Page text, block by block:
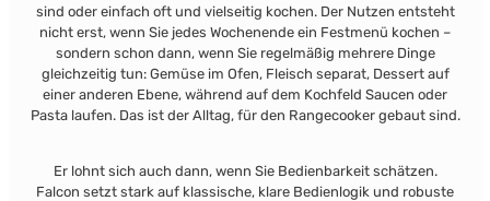
sind oder einfach oft und vielseitig kochen. Der Nutzen entsteht
nicht erst, wenn Sie jedes Wochenende ein Festmenü kochen –
sondern schon dann, wenn Sie regelmäßig mehrere Dinge
gleichzeitig tun: Gemüse im Ofen, Fleisch separat, Dessert auf
einer anderen Ebene, während auf dem Kochfeld Saucen oder
Pasta laufen. Das ist der Alltag, für den Rangecooker gebaut sind.
Er lohnt sich auch dann, wenn Sie Bedienbarkeit schätzen.
Falcon setzt stark auf klassische, klare Bedienlogik und robuste